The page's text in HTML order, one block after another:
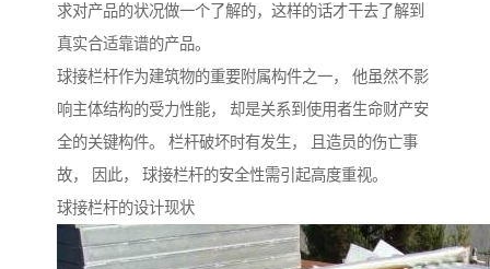
求对产品的状况做一个了解的，这样的话才干去了解到
真实合适靠谱的产品。
球接栏杆作为建筑物的重要附属构件之一， 他虽然不影
响主体结构的受力性能， 却是关系到使用者生命财产安
全的关键构件。 栏杆破坏时有发生， 且造员的伤亡事
故， 因此， 球接栏杆的安全性需引起高度重视。
球接栏杆的设计现状